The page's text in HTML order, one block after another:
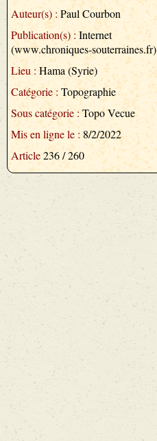
Auteur(s) :Paul Courbon
Publication(s) :Internet
(www.chroniques-souterraines.fr)
Lieu :Hama (Syrie)
Catégorie : Topographie
Sous catégorie :Topo Vecue
Mis en ligne le :8/2/2022
Article236 / 260